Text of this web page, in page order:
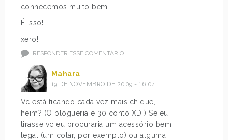
conhecemos muito bem.
É isso!
xero!
RESPONDER ESSE COMENTÁRIO
Mahara
19 DE NOVEMBRO DE 2009 - 16:04
Vc está ficando cada vez mais chique,
heim? (O blogueria é 30 conto XD ) Se eu
tirasse vc eu procuraria um acessório bem
legal (um colar, por exemplo) ou alguma